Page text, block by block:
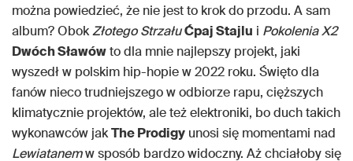
można powiedzieć, że nie jest to krok do przodu. A sam
album? ObokZłotego StrzałuĆpaj Stajlu i Pokolenia X2
Dwóch Sławówto dla mnie najlepszy projekt, jaki
wyszedł w polskim hip-hopie w 2022 roku. Święto dla
fanów nieco trudniejszego w odbiorze rapu, cięższych
klimatycznie projektów, ale też elektroniki, bo duch takich
wykonawców jakThe Prodigy unosi się momentami nad
Lewiatanemw sposób bardzo widoczny. Aż chciałoby się